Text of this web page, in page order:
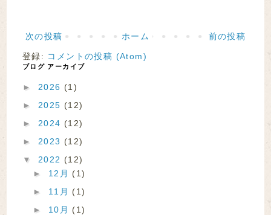
次の投稿 前の投稿
ホーム
登録: コメントの投稿 (Atom)
ブログ アーカイブ
► 2026 (1)
► 2025 (12)
► 2024 (12)
► 2023 (12)
▼ 2022 (12)
► 12月 (1)
► 11月 (1)
► 10月 (1)